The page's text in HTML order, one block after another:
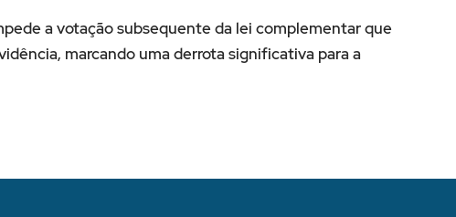
a votação subsequente da lei complementar que
marcando uma derrota significativa para a